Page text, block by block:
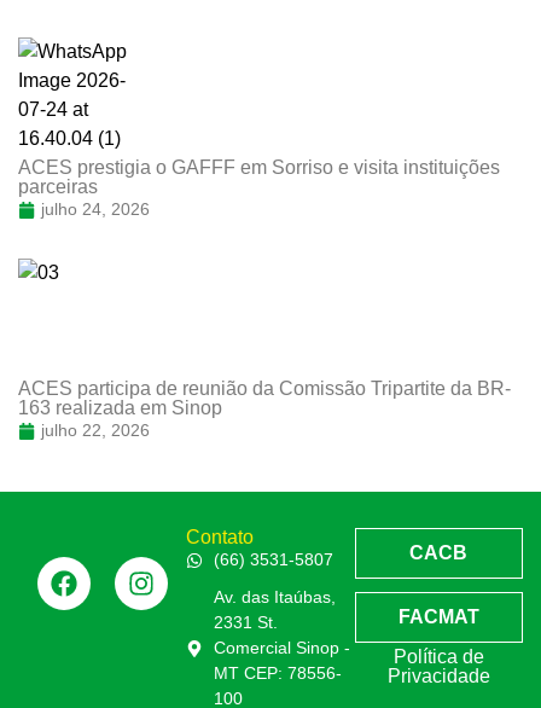
ACES prestigia o GAFFF em Sorriso e visita instituições
parceiras
julho 24, 2026
ACES participa de reunião da Comissão Tripartite da BR-
163 realizada em Sinop
julho 22, 2026
Contato
(66) 3531-5807
Av. das Itaúbas,
2331 St.
Comercial Sinop -
MT CEP: 78556-
100
CACB
FACMAT
Política de
Privacidade